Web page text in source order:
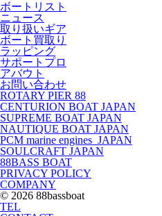
ボートリスト
ニュース
取り扱いギア
ボート買取り
ラッピング
サポートプロ
アバウト
お問い合わせ
ROTARY PIER 88
CENTURION BOAT JAPAN
SUPREME BOAT JAPAN
NAUTIQUE BOAT JAPAN
PCM marine engines JAPAN
SOULCRAFT JAPAN
88BASS BOAT
PRIVACY POLICY
COMPANY
© 2026 88bassboat
TEL